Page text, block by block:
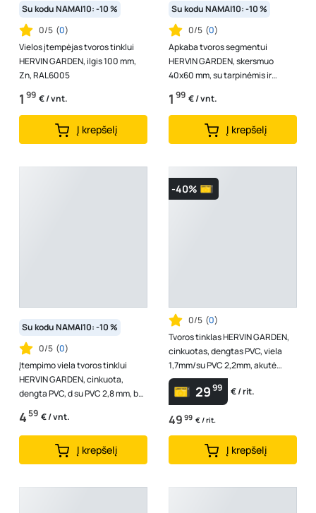
Su kodu NAMAI10: -10 %
0/5 (0)
Vielos įtempėjas tvoros tinklui
HERVIN GARDEN, ilgis 100 mm,
Zn, RAL6005
1 99 € / vnt.
Į krepšelį
Su kodu NAMAI10: -10 %
0/5 (0)
Apkaba tvoros segmentui
HERVIN GARDEN, skersmuo
40x60 mm, su tarpinėmis ir
varžtais, centrinė, cinkuota,
dažyta, RAL6005
1 99 € / vnt.
Į krepšelį
Su kodu NAMAI10: -10 %
0/5 (0)
Įtempimo viela tvoros tinklui
HERVIN GARDEN, cinkuota,
dengta PVC, d su PVC 2,8 mm, be
PVC d-2,1 mm, 30 m rulone,
RAL600...
459 € / vnt.
Į krepšelį
-40%
0/5 (0)
Tvoros tinklas HERVIN GARDEN,
cinkuotas, dengtas PVC, viela
1,7mm/su PVC 2,2mm, akutė
100x75 mm, aukštis 1,2 m, ritinio
...
2999 € / rit.
49 99 € / rit.
Į krepšelį